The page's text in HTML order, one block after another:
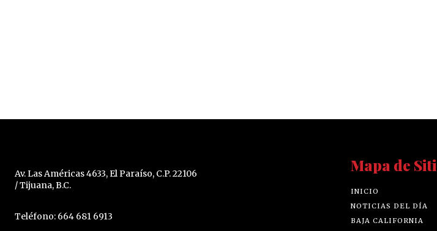
Av. Las Américas 4633, El Paraíso, C.P. 22106
/ Tijuana, B.C.
Teléfono: 664 681 6913
Mapa de
INICIO
NOTICIAS DEL DÍA
BAJA CALIFORNIA